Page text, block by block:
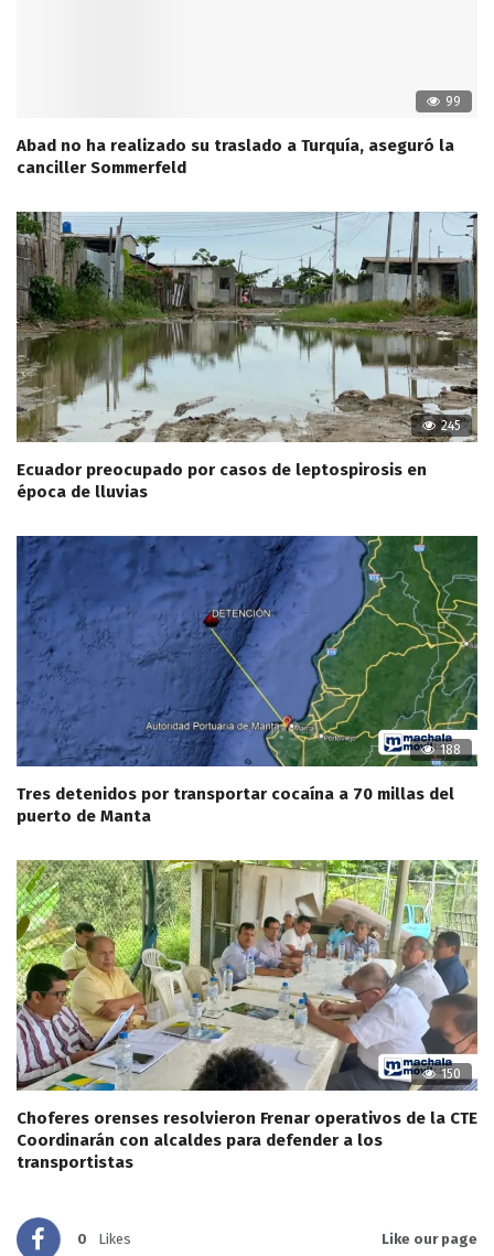
99
Abad no ha realizado su traslado a Turquía, aseguró la
canciller Sommerfeld
245
Ecuador preocupado por casos de leptospirosis en
época de lluvias
188
Tres detenidos por transportar cocaína a 70 millas del
puerto de Manta
150
Choferes orenses resolvieron Frenar operativos de la CTE
Coordinarán con alcaldes para defender a los
transportistas
0 Likes Like our page